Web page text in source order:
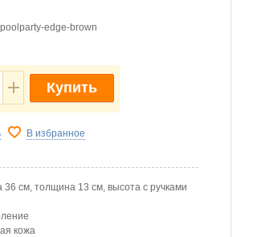
edge-brown
Купить
В избранное
см, толщина 13 см, высота с ручками
кожа